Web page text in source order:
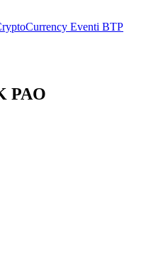
Eventi BTP
PAO